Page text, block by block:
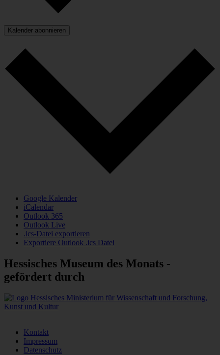
Kalender abonnieren
Google Kalender
iCalendar
Outlook 365
Outlook Live
.ics-Datei exportieren
Exportiere Outlook .ics Datei
Hessisches Museum des Monats -
gefördert durch
Kontakt
Impressum
Datenschutz